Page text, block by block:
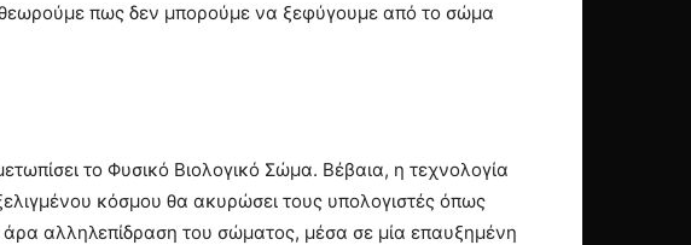
θεωρούμε πως δεν μπορούμε να ξεφύγουμε από το σώμα
το Φυσικό Βιολογικό Σώμα. Βέβαια, η τεχνολογία
κόσμου θα ακυρώσει τους υπολογιστές όπως
αλληλεπίδραση του σώματος, μέσα σε μία επαυξημένη